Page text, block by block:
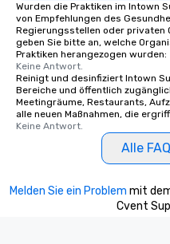
Wurden die Praktiken im Intown
von Empfehlungen des
Regierungsstellen oder privaten
geben Sie bitte an, welche
Praktiken herangezogen wurden:
Keine Antwort.
Reinigt und desinfiziert Intown
Bereiche und öffentlich
Meetingräume, Restaurants,
alle neuen Maßnahmen, die
Keine Antwort.
Alle
Melden Sie ein Problem mit
Cvent